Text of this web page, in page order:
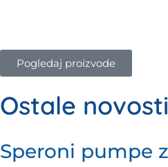
Pogledaj proizvode
Ostale novosti
Speroni pumpe